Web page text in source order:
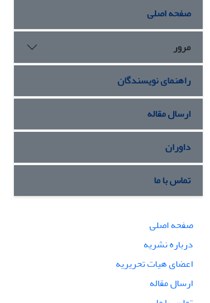
صفحه اصلی
مرور
راهنمای نویسندگان
ارسال مقاله
داوران
تماس با ما
صفحه اصلی
درباره نشریه
اعضای هیات تحریریه
ارسال مقاله